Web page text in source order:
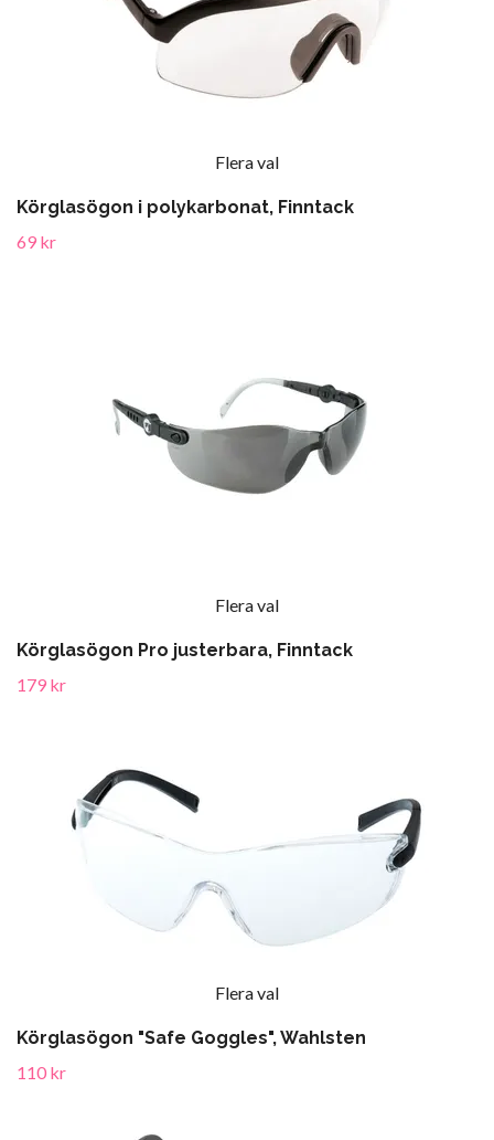
Flera val
Körglasögon i polykarbonat, Finntack
69 kr
Flera val
Körglasögon Pro justerbara, Finntack
179 kr
Flera val
Körglasögon "Safe Goggles", Wahlsten
110 kr